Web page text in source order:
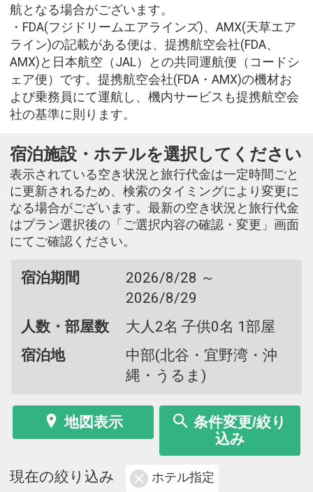
航となる場合がございます。
・FDA(フジドリームエアラインズ)、AMX(天草エア
ライン)の記載がある便は、提携航空会社(FDA、
AMX)と日本航空（JAL）との共同運航便（コードシ
ェア便）です。提携航空会社(FDA・AMX)の機材お
よび乗務員にて運航し、機内サービスも提携航空会
社の基準に則ります。
宿泊施設・ホテルを選択してください
表示されている空き状況と旅行代金は一定時間ごと
に更新されるため、検索のタイミングにより変更に
なる場合がございます。最新の空き状況と旅行代金
はプラン選択後の「ご選択内容の確認・変更」画面
にてご確認ください。
宿泊期間
2026/8/28 ～
2026/8/29
人数・部屋数
大人2名 子供0名 1部屋
宿泊地
中部(北谷・宜野湾・沖
縄・うるま)
地図表示
条件変更/絞り
込み
現在の絞り込み ホテル指定